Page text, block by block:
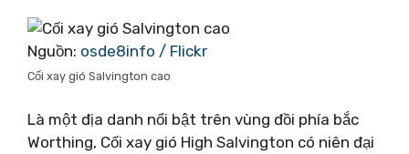
Nguồn: osde8info / Flickr
Cối xay gió Salvington cao
Là một địa danh nổi bật trên vùng đồi phía bắc
Worthing, Cối xay gió High Salvington có niên đại